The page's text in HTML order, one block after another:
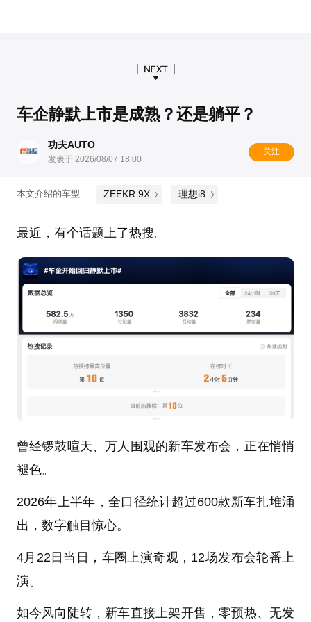
车企静默上市是成熟？还是躺平？
功夫AUTO
发表于 2026/08/07 18:00
关注
本文介绍的车型 ZEEKR 9X 理想i8
最近，有个话题上了热搜。
曾经锣鼓喧天、万人围观的新车发布会，正在悄悄
褪色。
2026年上半年，全口径统计超过600款新车扎堆涌
出，数字触目惊心。
4月22日当日，车圈上演奇观，12场发布会轮番上
演。
如今风向陡转，新车直接上架开售，零预热、无发